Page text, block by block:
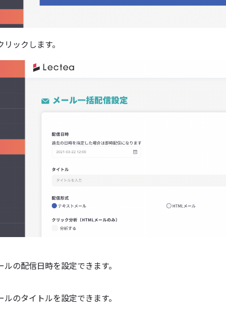
ックします。
の配信日時を設定できます。
のタイトルを設定できます。